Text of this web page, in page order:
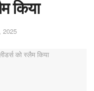
किया
2025